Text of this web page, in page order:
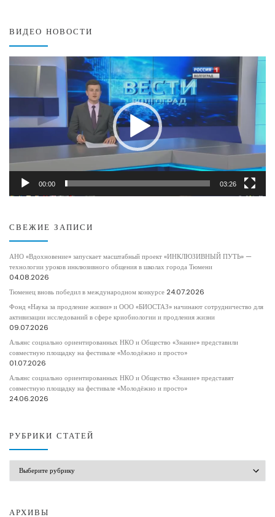
ВИДЕО НОВОСТИ
00:00 03:26
СВЕЖИЕ ЗАПИСИ
АНО «Вдохновение» запускает масштабный проект «ИНКЛЮЗИВНЫЙ ПУТЬ» —
технологии уроков инклюзивного общения в школах города Тюмени
04.08.2026
Тюменец вновь победил в международном конкурсе 24.07.2026
Фонд «Наука за продление жизни» и ООО «БИОСТАЗ» начинают сотрудничество для
активизации исследований в сфере криобиологии и продления жизни
09.07.2026
Альянс социально ориентированных НКО и Общество «Знание» представили
совместную площадку на фестивале «Молодёжно и просто»
01.07.2026
Альянс социально ориентированных НКО и Общество «Знание» представят
совместную площадку на фестивале «Молодёжно и просто»
24.06.2026
РУБРИКИ СТАТЕЙ
АРХИВЫ